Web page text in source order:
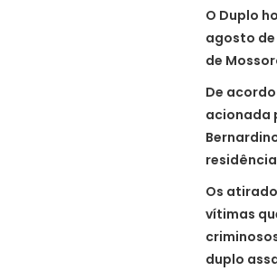
O Duplo
agosto de
de
De
acionada
Os
vítimas
duplo